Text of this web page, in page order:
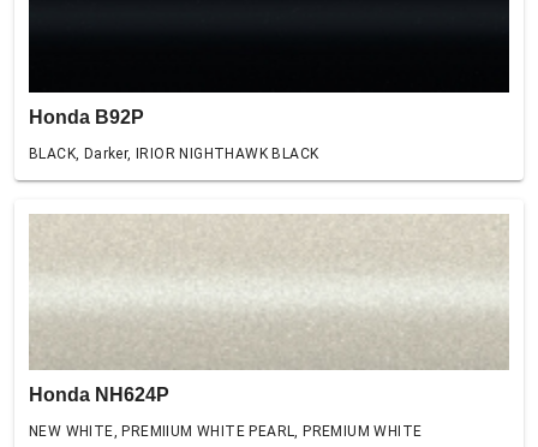
Honda B92P
BLACK, Darker, IRIOR NIGHTHAWK BLACK
Honda NH624P
NEW WHITE, PREMIIUM WHITE PEARL, PREMIUM WHITE